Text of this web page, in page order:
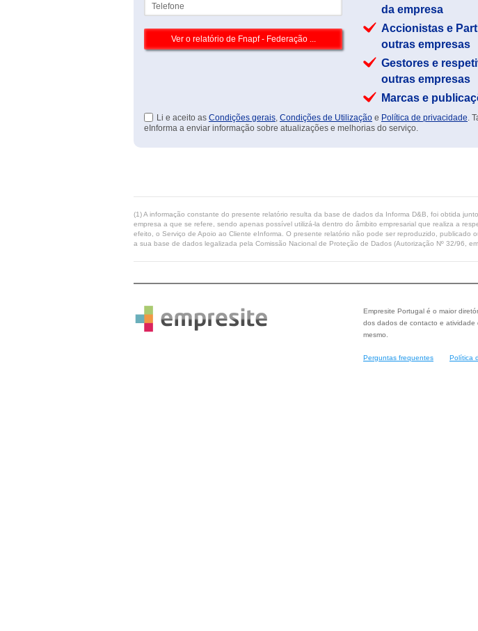
da empresa
Accionistas e
outras empresas
Gestores e
outras empresas
Marcas e
Li e aceito as Condições gerais, Condições de Utilização e Política de privacidade.
eInforma a enviar informação sobre atualizações e melhorias do serviço.
(1) A informação constante do presente relatório resulta da base de dados da Informa D&B, foi obtida
empresa a que se refere, sendo apenas possível utilizá-la dentro do âmbito empresarial que realiza a
efeito, o Serviço de Apoio ao Cliente eInforma. O presente relatório não pode ser reproduzido,
a sua base de dados legalizada pela Comissão Nacional de Proteção de Dados (Autorização Nº 32/96,
Empresite Portugal é o maior
dos dados de contacto e atividade
mesmo.
Perguntas frequentes Política